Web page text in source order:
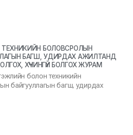
БОЛОВСРОЛЫН
БАГШ, УДИРДАХ АЖИЛТАНД
ХҮЧИНГҮЙ БОЛГОХ ЖУРАМ
болон техникийн
байгууллагын багш, удирдах